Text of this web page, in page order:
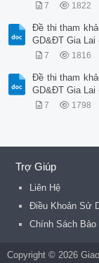
7 1822
Đề thi tham
GD&ĐT Gia Lai
7 1816
Đề thi tham
GD&ĐT Gia Lai
7 1798
Trợ Giúp
Liên Hệ
Điều Khoản Sử
Chính Sách Bảo
Copyright © 2026